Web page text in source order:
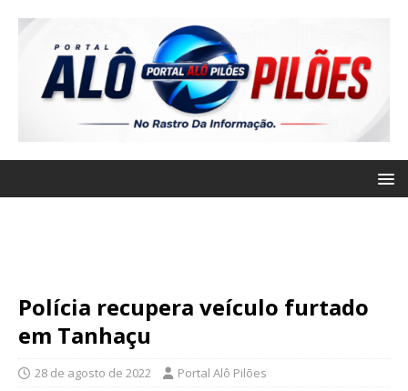
Polícia recupera veículo furtado
em Tanhaçu
28 de agosto de 2022 Portal Alô Pilões